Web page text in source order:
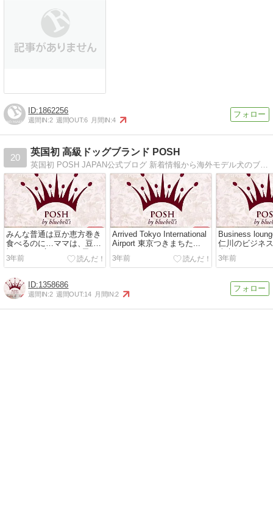
1862256
週間IN:2 週間OUT:6 月間IN:4
20
英国初 高級ドッグブランド POSH
英国初 POSH JAPAN公式ブログ 新着情報から海外モデル犬のブログまでご紹介
みんな普通は豆か恵方巻き
食べるのに…ママは、豆大
福なの#と言ってると思う #
ベ...
3年前
Arrived Tokyo International
Airport 東京つきまちた...
3年前
Business
仁川のビジネ
東京行き...
3年前
1358686
週間IN:2 週間OUT:14 月間IN:2